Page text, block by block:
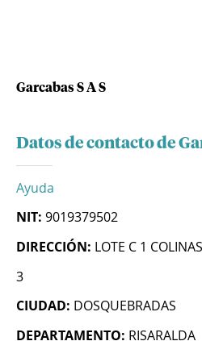
Garcabas S A S
Datos de contacto de
Ayuda
NIT: 9019379502
DIRECCIÓN: LOTE C 1
3
CIUDAD: DOSQUEBRADAS
DEPARTAMENTO: RISARALDA